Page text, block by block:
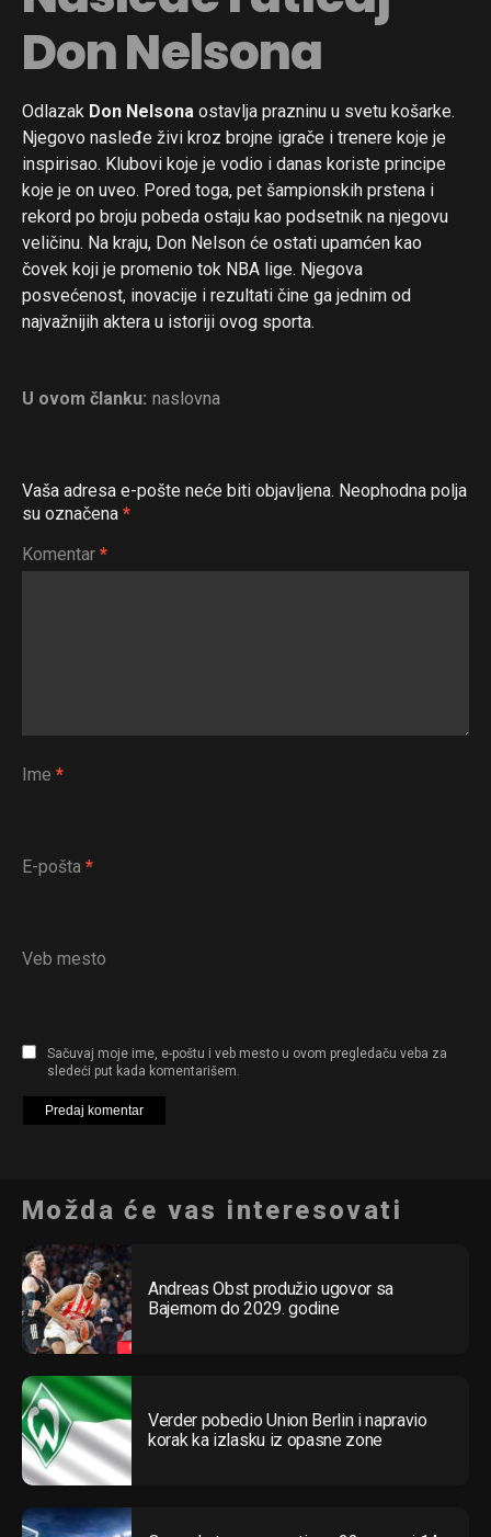
Don Nelsona
Odlazak Don Nelsona ostavlja prazninu u svetu košarke.
Njegovo nasleđe živi kroz brojne igrače i trenere koje je
inspirisao. Klubovi koje je vodio i danas koriste principe
koje je on uveo. Pored toga, pet šampionskih prstena i
rekord po broju pobeda ostaju kao podsetnik na njegovu
veličinu. Na kraju, Don Nelson će ostati upamćen kao
čovek koji je promenio tok NBA lige. Njegova
posvećenost, inovacije i rezultati čine ga jednim od
najvažnijih aktera u istoriji ovog sporta.
U ovom članku: naslovna
Vaša adresa e-pošte neće biti objavljena. Neophodna polja
su označena *
Komentar *
Ime *
E-pošta *
Veb mesto
Sačuvaj moje ime, e-poštu i veb mesto u ovom pregledaču veba za
sledeći put kada komentarišem.
Možda će vas interesovati
Andreas Obst produžio ugovor sa
Bajernom do 2029. godine
Verder pobedio Union Berlin i napravio
korak ka izlasku iz opasne zone